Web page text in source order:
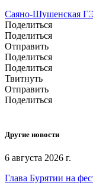
Саяно-Шушенская
Поделиться
Поделиться
Отправить
Поделиться
Поделиться
Твитнуть
Отправить
Поделиться
Другие новости
6 августа 2026 г.
Глава Бурятии на